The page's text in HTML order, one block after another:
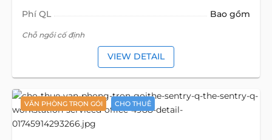
Phí QL Bao gồm
Chỗ ngồi cố định
VIEW DETAIL
VĂN PHÒNG TRỌN GÓI CHO THUÊ